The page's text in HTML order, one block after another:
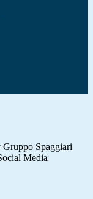
Spaggiari
Media